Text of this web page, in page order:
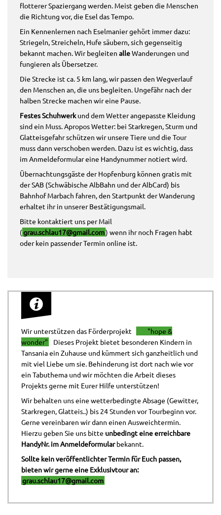
flotterer Spaziergang werden. Meist geben die Menschen
die Richtung vor, die Esel das Tempo.
Ein Kennenlernen nach Eselmanier gehört immer dazu:
Striegeln, Streicheln, Hufe säubern, sich gegenseitig
bekannt machen. Wir begleiten alleWanderungen und
fungieren als Übersetzer.
Die Strecke ist ca. 5 km lang, wir passen den Wegverlauf
den Menschen an, die uns begleiten. Ungefähr nach der
halben Strecke machen wir eine Pause.
Festes Schuhwerkund dem Wetter angepasste Kleidung
sind ein Muss. Apropos Wetter: bei Starkregen, Sturm und
Glatteisgefahr schützen wir unsere Tiere und die Tour
muss dann verschoben werden. Dazu ist es wichtig, dass
im Anmeldeformular eine Handynummer notiert wird.
Übernachtungsgäste der Hopfenburg können gratis mit
der SAB (Schwäbische AlbBahn und der AlbCard) bis
Bahnhof Marbach fahren, den Startpunkt der Wanderung
erhaltet ihr in unserer Bestätigungsmail.
Bitte kontaktiert uns per Mail
(grau.schlau17@gmail.com) wenn ihr noch Fragen habt
oder kein passender Termin online ist.
Wir unterstützen das Förderprojekt
"hope &
wonder"
Dieses Projekt bietet besonderen Kindern in
Tansania ein Zuhause und kümmert sich ganzheitlich und
mit viel Liebe um sie. Behinderung ist dort nach wie vor
ein Tabuthema und wir möchten die Arbeit dieses
Projekts gerne mit Eurer Hilfe unterstützen!
Wir behalten uns eine wetterbedingte Absage (Gewitter,
Starkregen, Glatteis..) bis 24 Stunden vor Tourbeginn vor.
Gerne vereinbaren wir dann einen Ausweichtermin.
Hierzu geben Sie uns bitte unbedingt eine erreichbare
HandyNr. im Anmeldeformularbekannt.
Sollte kein veröffentlichter Termin für Euch passen,
bieten wir gerne eine Exklusivtour an:
grau.schlau17@gmail.com